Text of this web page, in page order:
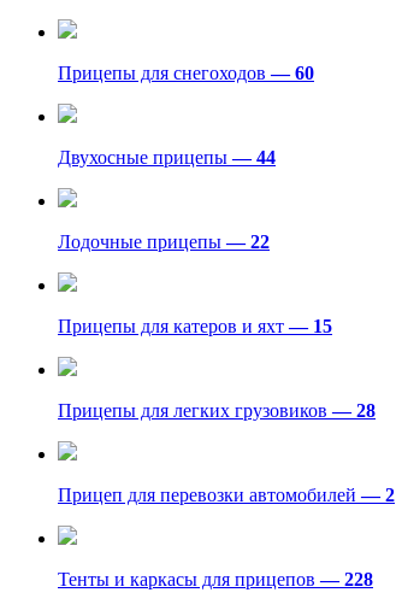
Прицепы для снегоходов— 60
Двухосные прицепы— 44
Лодочные прицепы— 22
Прицепы для катеров и яхт— 15
Прицепы для легких грузовиков— 28
Прицеп для перевозки автомобилей— 2
Тенты и каркасы для прицепов— 228